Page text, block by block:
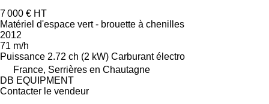
7 000 € HT
Matériel d'espace vert - brouette à chenilles
2012
71 m/h
Puissance 2.72 ch (2 kW) Carburant électro
France, Serrières en Chautagne
DB EQUIPMENT
Contacter le vendeur